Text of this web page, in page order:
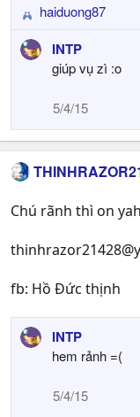
R
e
a
o
n
s
:
haiduong87
INTP
giúp vụ zì :o
5/4/15
Chú rãnh thì on
fb: Hồ Đức thịnh
INTP
hem rảnh =(
5/4/15